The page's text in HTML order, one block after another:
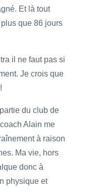
Et là tout
que 86 jours
il ne faut pas si
Je crois que
du club de
Alain me
à raison
Ma vie, hors
donc à
physique et